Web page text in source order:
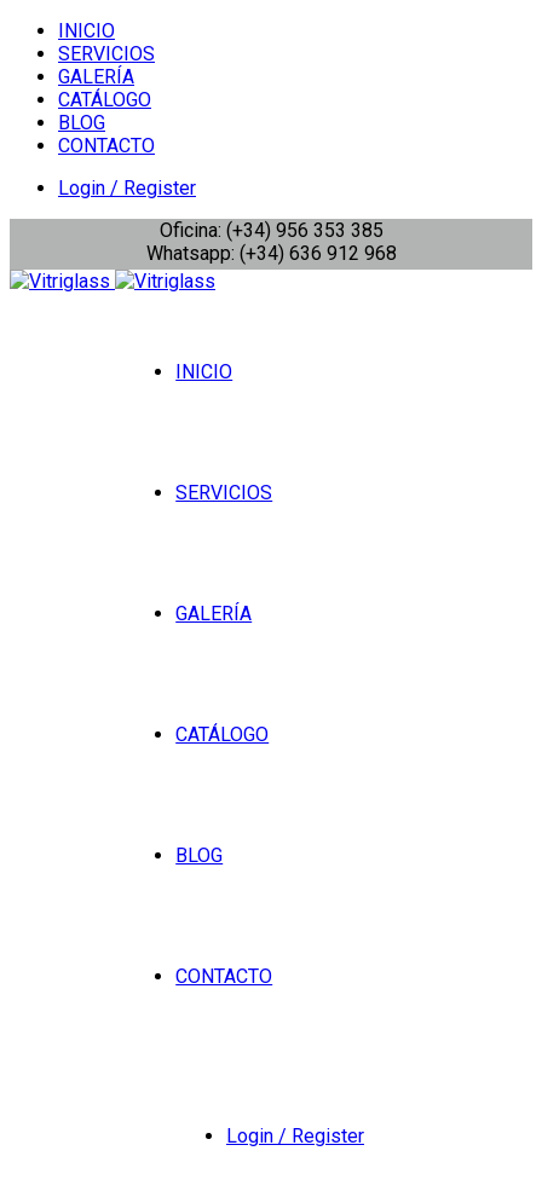
INICIO
SERVICIOS
GALERÍA
CATÁLOGO
BLOG
CONTACTO
Login / Register
Oficina: (+34) 956 353 385
Whatsapp: (+34) 636 912 968
INICIO
SERVICIOS
GALERÍA
CATÁLOGO
BLOG
CONTACTO
Login / Register